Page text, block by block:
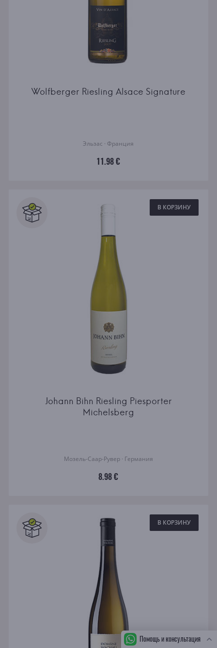
Помощь и консультация
Wolfberger Riesling Alsace Signature
Эльзас · Франция
11.98 €
В КОРЗИНУ
Johann Bihn Riesling Piesporter
Michelsberg
Мозель-Саар-Рувер · Германия
8.98 €
В КОРЗИНУ